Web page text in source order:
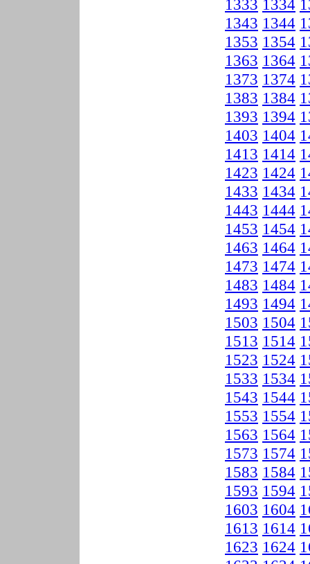
1333 1334
1343 1344
1353 1354
1363 1364
1373 1374
1383 1384
1393 1394
1403 1404
1413 1414
1423 1424
1433 1434
1443 1444
1453 1454
1463 1464
1473 1474
1483 1484
1493 1494
1503 1504
1513 1514
1523 1524
1533 1534
1543 1544
1553 1554
1563 1564
1573 1574
1583 1584
1593 1594
1603 1604
1613 1614
1623 1624